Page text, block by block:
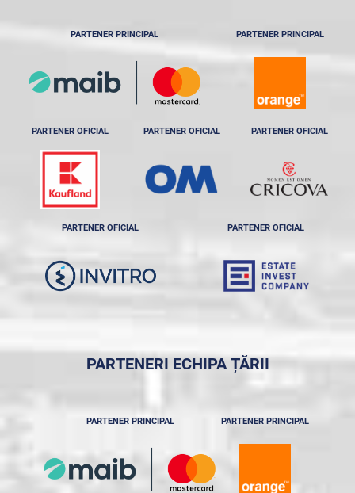
PARTENER PRINCIPAL PARTENER PRINCIPAL
PARTENER OFICIAL PARTENER OFICIAL PARTENER OFICIAL
PARTENER OFICIAL PARTENER OFICIAL
PARTENERI ECHIPA ȚĂRII
PARTENER PRINCIPAL PARTENER PRINCIPAL